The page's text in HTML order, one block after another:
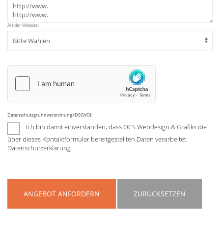
Art der Website:
Datenschutzgrundverordnung (DSGVO):
Ich bin damit einverstanden, dass OCS Webdesign & Grafiks die
über dieses Kontaktformular bereitgestellten Daten verarbeitet.
Datenschutzerklärung
ANGEBOT ANFORDERN ZURÜCKSETZEN